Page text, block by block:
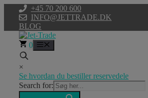
indhold
+45 70 200 600
INFO@JETTRADE.DK
BLOG
0
×
Se hvordan du bestiller reservedele
Search for: